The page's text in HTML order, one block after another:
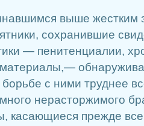
выше жестким
сохранившие
— пенитенциалии,
с ними труднее
нерасторжимого
касающиеся прежде